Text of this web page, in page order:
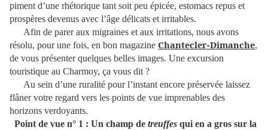
piment d’une rhétorique tant soit peu épicée, estomacs repus et
prospères devenus avec l’âge délicats et irritables.
Afin de parer aux migraines et aux irritations, nous avons
résolu, pour une fois, en bon magazine Chantecler-Dimanche,
de vous présenter quelques belles images. Une excursion
touristique au Charmoy, ça vous dit ?
Au sein d’une ruralité pour l’instant encore préservée laissez
flâner votre regard vers les points de vue imprenables des
horizons verdoyants.
Point de vue n° 1 : Un champ de treuffes qui en a gros sur la